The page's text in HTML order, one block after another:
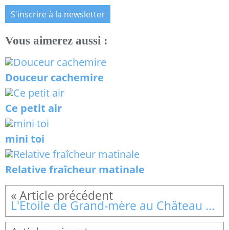
S'inscrire à la newsletter
Vous aimerez aussi :
Douceur cachemire
Ce petit air
mini toi
Relative fraîcheur matinale
L'Etoile de Grand-mère au Château de Fléville-devant-Nancy